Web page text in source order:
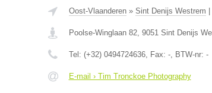
Oost-Vlaanderen» Sint Denijs Westrem
Poolse-Winglaan 82, 9051 Sint Denijs
Tel: (+32) 0494724636, Fax: -, BTW-nr: -
E-mail › Tim Tronckoe Photography